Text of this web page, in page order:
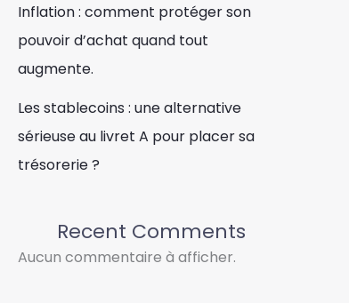
Inflation : comment protéger son
pouvoir d’achat quand tout
augmente.
Les stablecoins : une alternative
sérieuse au livret A pour placer sa
trésorerie ?
Recent Comments
Aucun commentaire à afficher.